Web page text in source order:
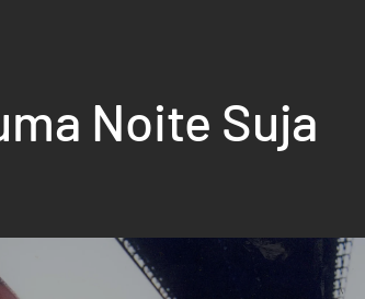
Noite Suja